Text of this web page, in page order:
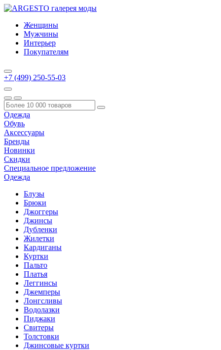
Женщины
Мужчины
Интерьер
Покупателям
+7 (499) 250-55-03
Одежда
Обувь
Аксессуары
Бренды
Новинки
Скидки
Специальное предложение
Одежда
Блузы
Брюки
Джоггеры
Джинсы
Дубленки
Жилетки
Кардиганы
Куртки
Пальто
Платья
Леггинсы
Джемперы
Лонгсливы
Водолазки
Пиджаки
Свитеры
Толстовки
Джинсовые куртки